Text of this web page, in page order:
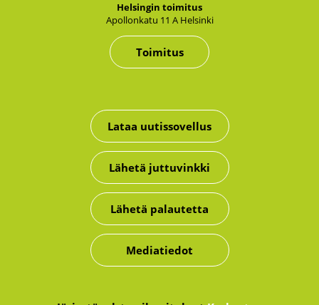
Hel­sin­gin toi­mi­tus
Apol­lon­ka­tu 11 A Hel­sin­ki
Toimitus
Lataa uutissovellus
Lähetä juttuvinkki
Lähetä palautetta
Mediatiedot